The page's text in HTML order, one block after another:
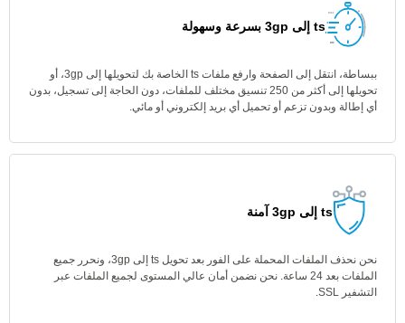
ts إلى 3gp بسرعة وسهولة
ببساطة، انتقل إلى الصفحة وارفع ملفات ts الخاصة بك لتحويلها إلى 3gp، أو
تحويلها إلى أكثر من 250 تنسيق مختلف للملفات، دون الحاجة إلى تسجيل، بدون
أي إطالة وبدون تزعم أو تحميل أي بريد إلكتروني أو مائي.
ts إلى 3gp آمنة
نحن نحذف الملفات المحملة على الفور بعد تحويل ts إلى 3gp، ونحرر جميع
الملفات بعد 24 ساعة. نحن نضمن أمان عالي المستوى لجميع الملفات عبر
التشفير SSL.